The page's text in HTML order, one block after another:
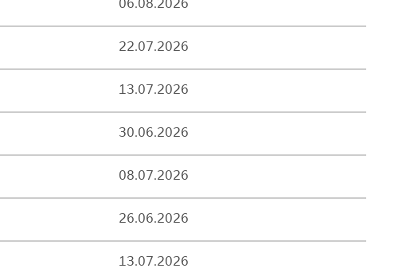
06.08.2026
22.07.2026
13.07.2026
30.06.2026
08.07.2026
26.06.2026
13.07.2026